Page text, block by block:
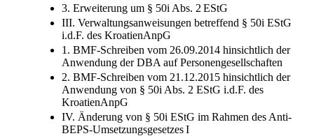
3. Erweiterung um § 50i Abs. 2 EStG
III. Verwaltungsanweisungen betreffend § 50i EStG
i.d.F. des KroatienAnpG
1. BMF-Schreiben vom 26.09.2014 hinsichtlich der
Anwendung der DBA auf Personengesellschaften
2. BMF-Schreiben vom 21.12.2015 hinsichtlich der
Anwendung von § 50i Abs. 2 EStG i.d.F. des
KroatienAnpG
IV. Änderung von § 50i EStG im Rahmen des Anti-
BEPS-Umsetzungsgesetzes I